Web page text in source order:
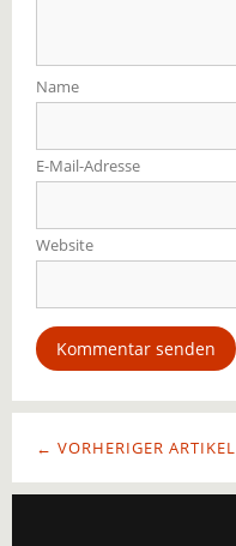
Name
E-Mail-Adresse
Website
← VORHERIGER ARTIKEL